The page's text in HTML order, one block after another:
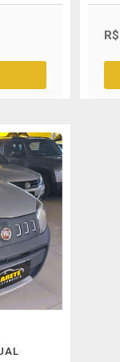
R$